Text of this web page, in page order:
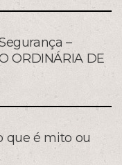
–
ORDINÁRIA DE
que é mito ou